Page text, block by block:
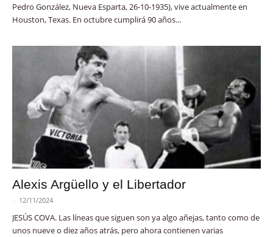
Pedro González, Nueva Esparta, 26-10-1935), vive actualmente en
Houston, Texas. En octubre cumplirá 90 años...
Alexis Argüello y el Libertador
- 12/11/2024
JESÚS COVA. Las líneas que siguen son ya algo añejas, tanto como de
unos nueve o diez años atrás, pero ahora contienen varias